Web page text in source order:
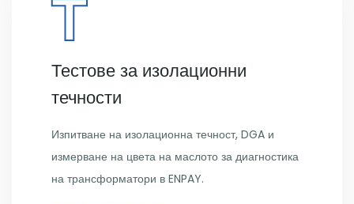
Т
Тестове за изолационни
течности
Изпитване на изолационна течност, DGA и
измерване на цвета на маслото за диагностика
на трансформатори в ENPAY.